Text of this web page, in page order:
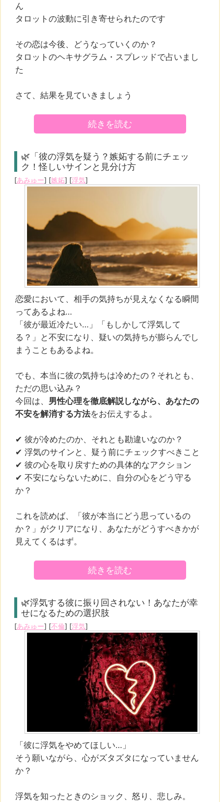
ん
タロットの波動に引き寄せられたのです
その恋は今後、どうなっていくのか？
タロットのヘキサグラム・スプレッドで占いまし
た
さて、結果を見ていきましょう
続きを読む
🌿「彼の浮気を疑う？嫉妬する前にチェッ
ク！怪しいサインと見分け方
[あみゅー] [嫉妬] [浮気]
恋愛において、相手の気持ちが見えなくなる瞬間
ってあるよね…
「彼が最近冷たい…」「もしかして浮気して
る？」と不安になり、疑いの気持ちが膨らんでし
まうこともあるよね。
でも、本当に彼の気持ちは冷めたの？それとも、
ただの思い込み？
今回は、 男性心理を徹底解説しながら、あなたの
不安を解消する方法をお伝えするよ。
✔ 彼が冷めたのか、それとも勘違いなのか？
✔ 浮気のサインと、疑う前にチェックすべきこと
✔ 彼の心を取り戻すための具体的なアクション
✔ 不安にならないために、自分の心をどう守る
か？
これを読めば、「彼が本当にどう思っているの
か？」がクリアになり、あなたがどうすべきかが
見えてくるはず。
続きを読む
🌿浮気する彼に振り回されない！あなたが幸
せになるための選択肢
[あみゅー] [不倫] [浮気]
「彼に浮気をやめてほしい…」
そう願いながら、心がズタズタになっていません
か？
浮気を知ったときのショック、怒り、悲しみ。